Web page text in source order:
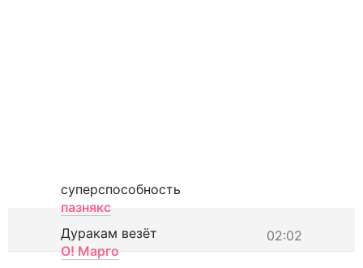
суперспособность
пазнякс
02:02
Дуракам везёт
О! Марго